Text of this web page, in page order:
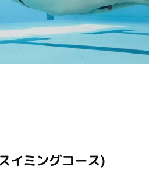
イミングコース)